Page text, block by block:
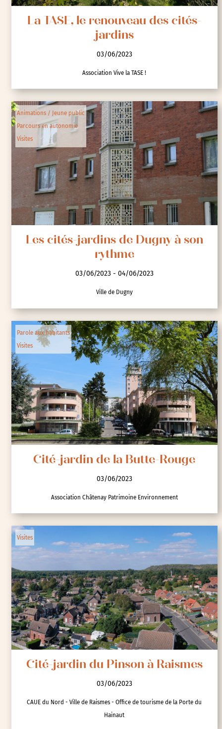
La TASE, le renouveau des cités-
jardins
03/06/2023
Association Vive la TASE !
Animations / Jeune public
Parcours en autonomie
Visites
Les cités-jardins de Dugny à son
rythme
03/06/2023 - 04/06/2023
Ville de Dugny
Parole aux habitants
Visites
Cité-jardin de la Butte-Rouge
03/06/2023
Association Châtenay Patrimoine Environnement
Visites
Cité-jardin du Pinson à Raismes
03/06/2023
CAUE du Nord - Ville de Raismes - Office de tourisme de la Porte du
Hainaut